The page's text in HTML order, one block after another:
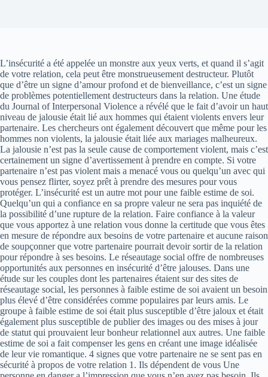
L’insécurité a été appelée un monstre aux yeux verts, et quand il s’agit
de votre relation, cela peut être monstrueusement destructeur. Plutôt
que d’être un signe d’amour profond et de bienveillance, c’est un signe
de problèmes potentiellement destructeurs dans la relation. Une étude
du Journal of Interpersonal Violence a révélé que le fait d’avoir un haut
niveau de jalousie était lié aux hommes qui étaient violents envers leur
partenaire. Les chercheurs ont également découvert que même pour les
hommes non violents, la jalousie était liée aux mariages malheureux.
La jalousie n’est pas la seule cause de comportement violent, mais c’est
certainement un signe d’avertissement à prendre en compte. Si votre
partenaire n’est pas violent mais a menacé vous ou quelqu’un avec qui
vous pensez flirter, soyez prêt à prendre des mesures pour vous
protéger. L’insécurité est un autre mot pour une faible estime de soi.
Quelqu’un qui a confiance en sa propre valeur ne sera pas inquiété de
la possibilité d’une rupture de la relation. Faire confiance à la valeur
que vous apportez à une relation vous donne la certitude que vous êtes
en mesure de répondre aux besoins de votre partenaire et aucune raison
de soupçonner que votre partenaire pourrait devoir sortir de la relation
pour répondre à ses besoins. Le réseautage social offre de nombreuses
opportunités aux personnes en insécurité d’être jalouses. Dans une
étude sur les couples dont les partenaires étaient sur des sites de
réseautage social, les personnes à faible estime de soi avaient un besoin
plus élevé d’être considérées comme populaires par leurs amis. Le
groupe à faible estime de soi était plus susceptible d’être jaloux et était
également plus susceptible de publier des images ou des mises à jour
de statut qui prouvaient leur bonheur relationnel aux autres. Une faible
estime de soi a fait compenser les gens en créant une image idéalisée
de leur vie romantique. 4 signes que votre partenaire ne se sent pas en
sécurité à propos de votre relation 1. Ils dépendent de vous Une